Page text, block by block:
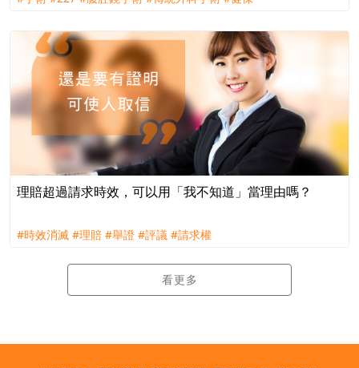
理賠超過請求時效，可以用「我不知道」當理由嗎？
#時效消滅 #理賠 #舉證 #評議 #請求權
看更多